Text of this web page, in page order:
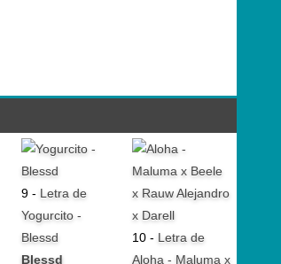
9 - Letra de
Yogurcito -
Blessd
Blessd
10 - Letra de
Aloha - Maluma x